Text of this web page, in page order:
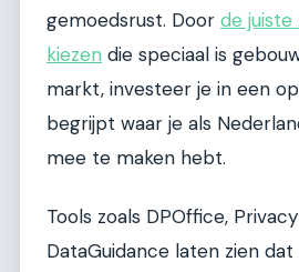
gemoedsrust. Door de
kiezen die speciaal is
markt, investeer je in een
begrijpt waar je als
mee te maken hebt.
Tools zoals DPOffice,
DataGuidance laten zien